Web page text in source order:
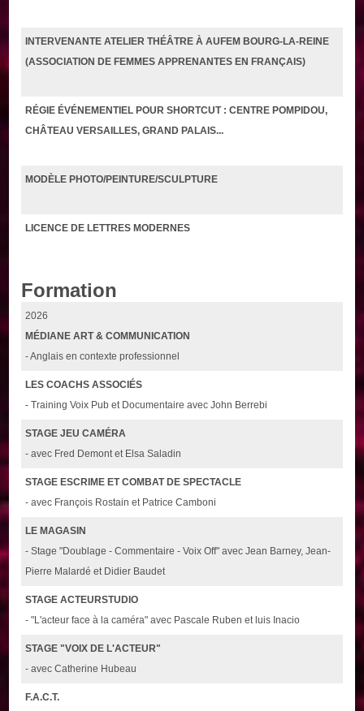
INTERVENANTE ATELIER THÉÂTRE À AUFEM BOURG-LA-REINE
(ASSOCIATION DE FEMMES APPRENANTES EN FRANÇAIS)
RÉGIE ÉVÉNEMENTIEL POUR SHORTCUT : CENTRE POMPIDOU,
CHÂTEAU VERSAILLES, GRAND PALAIS...
MODÈLE PHOTO/PEINTURE/SCULPTURE
LICENCE DE LETTRES MODERNES
Formation
2026
MÉDIANE ART & COMMUNICATION
- Anglais en contexte professionnel
LES COACHS ASSOCIÉS
- Training Voix Pub et Documentaire avec John Berrebi
STAGE JEU CAMÉRA
- avec Fred Demont et Elsa Saladin
STAGE ESCRIME ET COMBAT DE SPECTACLE
- avec François Rostain et Patrice Camboni
LE MAGASIN
- Stage "Doublage - Commentaire - Voix Off" avec Jean Barney, Jean-
Pierre Malardé et Didier Baudet
STAGE ACTEURSTUDIO
- "L'acteur face à la caméra" avec Pascale Ruben et luis Inacio
STAGE "VOIX DE L'ACTEUR"
- avec Catherine Hubeau
F.A.C.T.